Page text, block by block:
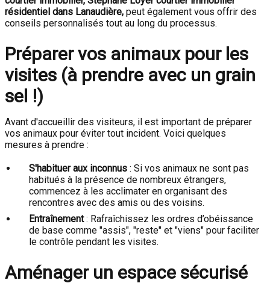
résidentiel dans Lanaudière, peut également vous offrir des
conseils personnalisés tout au long du processus.
Préparer vos animaux pour les
visites (à prendre avec un grain
sel !)
Avant d'accueillir des visiteurs, il est important de préparer
vos animaux pour éviter tout incident. Voici quelques
mesures à prendre :
S'habituer aux inconnus : Si vos animaux ne sont pas
habitués à la présence de nombreux étrangers,
commencez à les acclimater en organisant des
rencontres avec des amis ou des voisins.
Entraînement: Rafraîchissez les ordres d’obéissance
de base comme "assis", "reste" et "viens" pour faciliter
le contrôle pendant les visites.
Aménager un espace sécurisé